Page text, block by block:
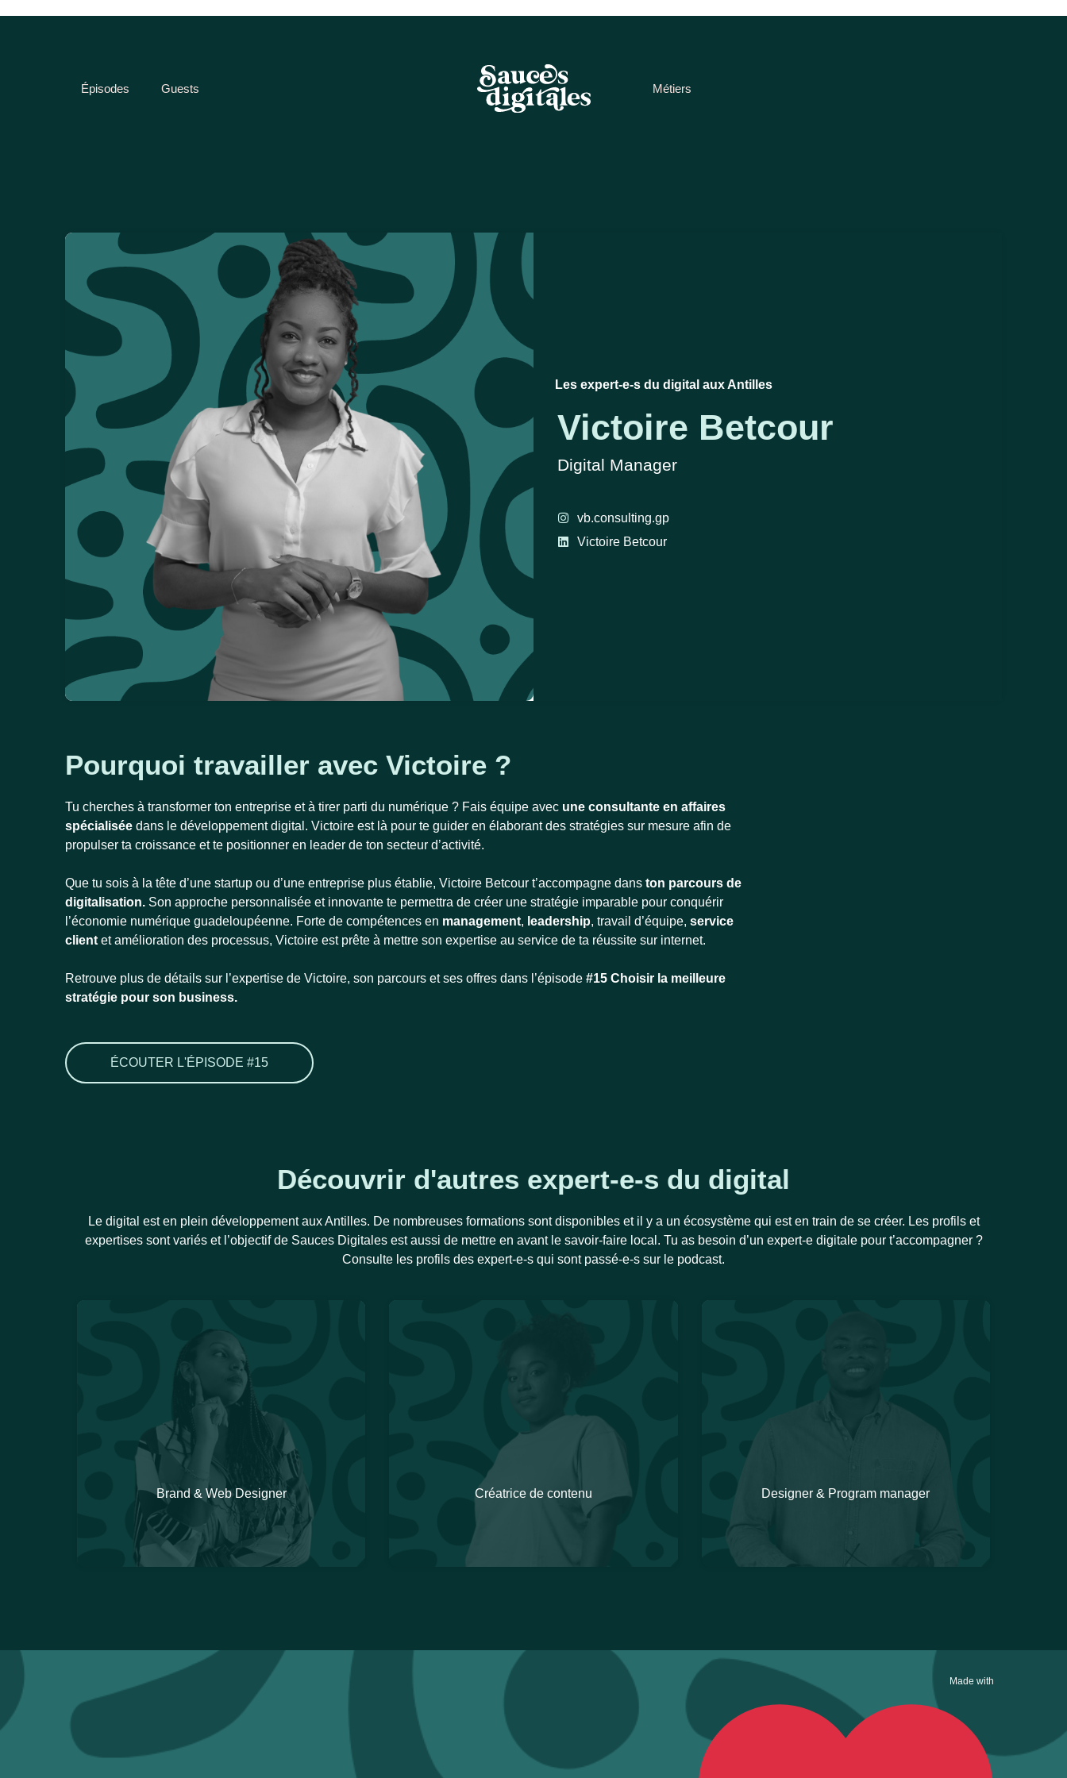
Épisodes Guests Métiers
Les expert-e-s du digital aux Antilles
Victoire Betcour
Digital Manager
vb.consulting.gp
Victoire Betcour
Pourquoi travailler avec Victoire ?
Tu cherches à transformer ton entreprise et à tirer parti du numérique ? Fais équipe avec une consultante en affaires
spécialisée dans le développement digital. Victoire est là pour te guider en élaborant des stratégies sur mesure afin de
propulser ta croissance et te positionner en leader de ton secteur d’activité.
Que tu sois à la tête d’une startup ou d’une entreprise plus établie, Victoire Betcour t’accompagne dans ton parcours de
digitalisation. Son approche personnalisée et innovante te permettra de créer une stratégie imparable pour conquérir
l’économie numérique guadeloupéenne. Forte de compétences en management, leadership, travail d’équipe, service
client et amélioration des processus, Victoire est prête à mettre son expertise au service de ta réussite sur internet.
Retrouve plus de détails sur l’expertise de Victoire, son parcours et ses offres dans l’épisode #15 Choisir la meilleure
stratégie pour son business.
ÉCOUTER L'ÉPISODE #15
Découvrir d'autres expert-e-s du digital
Le digital est en plein développement aux Antilles. De nombreuses formations sont disponibles et il y a un écosystème qui est en train de se créer. Les profils et
expertises sont variés et l’objectif de Sauces Digitales est aussi de mettre en avant le savoir-faire local. Tu as besoin d’un expert-e digitale pour t’accompagner ?
Consulte les profils des expert-e-s qui sont passé-e-s sur le podcast.
Brand & Web Designer Créatrice de contenu Designer & Program manager
Made with